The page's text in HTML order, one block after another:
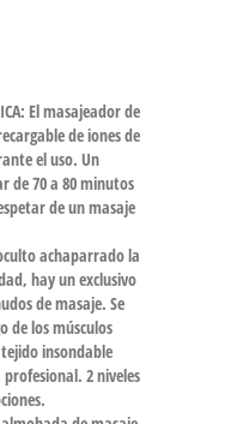
El masajeador de
de iones de
el uso. Un
de 70 a 80 minutos
de un masaje
oculto achaparrado la
hay un exclusivo
de masaje. Se
de los músculos
insondable
2 niveles